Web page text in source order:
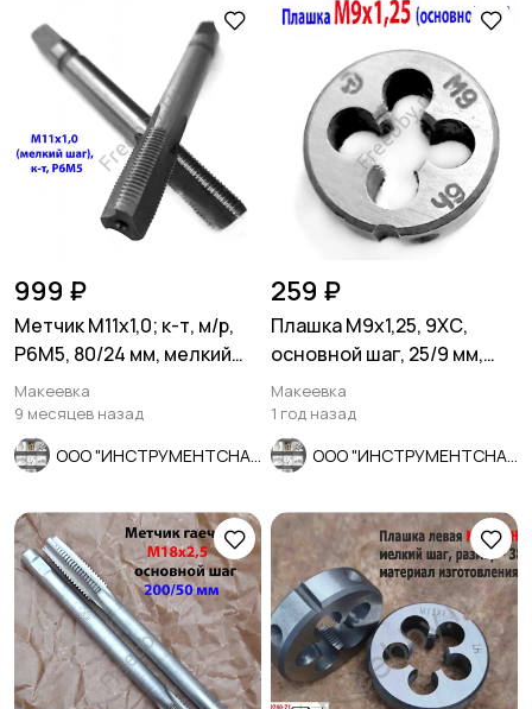
999 ₽
Метчик М11х1,0; к-т, м/р,
Р6М5, 80/24 мм, мелкий
шаг, ГОСТ 3266-81, ис
Макеевка
9 месяцев назад
259 ₽
Плашка М9х1,25, 9ХС,
основной шаг, 25/9 мм,
ГОСТ 7740-71.
Макеевка
1 год назад